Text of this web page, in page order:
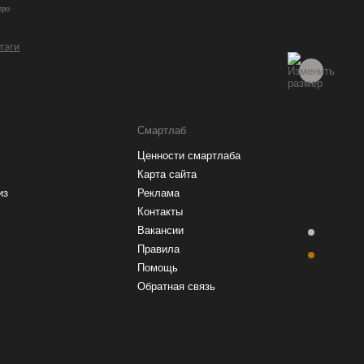
Смартлаб
Ценности смартлаба
Карта сайта
Реклама
Контакты
Вакансии
Правила
Помощь
Обратная связь